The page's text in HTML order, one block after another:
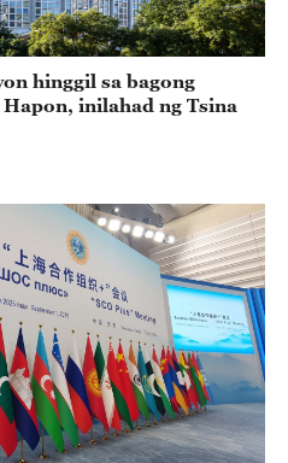
hinggil sa bagong
inilahad ng Tsina